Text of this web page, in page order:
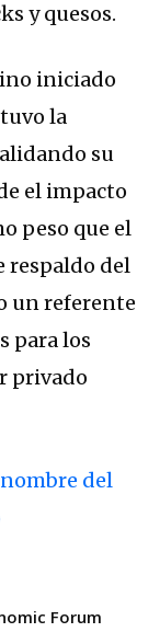
y quesos.
iniciado
la
su
el impacto
peso que el
respaldo del
un referente
para los
privado
del
Forum